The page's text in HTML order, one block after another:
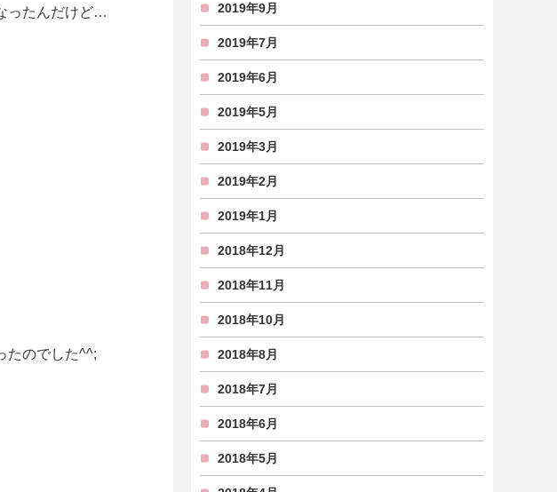
ったんだけど…
たのでした^^;
2019年9月
2019年7月
2019年6月
2019年5月
2019年3月
2019年2月
2019年1月
2018年12月
2018年11月
2018年10月
2018年8月
2018年7月
2018年6月
2018年5月